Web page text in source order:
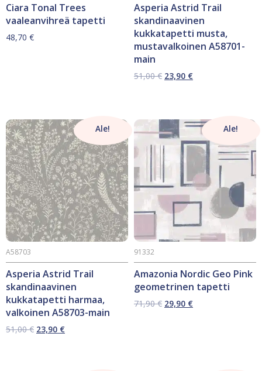
Ciara Tonal Trees
vaaleanvihreä tapetti
48,70 €
Asperia Astrid Trail
skandinaavinen
kukkatapetti musta,
mustavalkoinen A58701-
main
51,00€ Alkuperäinen
23,90 €Nykyinen
Ale!
Asperia Astrid Trail
skandinaavinen
kukkatapetti harmaa,
valkoinen A58703-main
A58703
51,00€ Alkuperäinen
23,90 €Nykyinen
Ale!
Amazonia Nordic Geo Pink
geometrinen tapetti
91332
71,90€ Alkuperäinen
29,90 €Nykyinen